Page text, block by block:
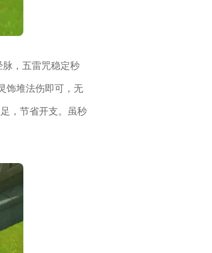
，五雷咒稳定秒
饰堆法伤即可，无
，节省开支。虽秒